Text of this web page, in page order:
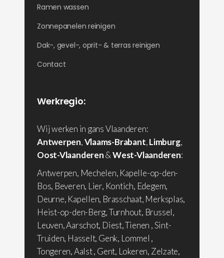
Ramen wassen
Zonnepanelen reinigen
Dak-, gevel-, oprit- & terras reinigen
Contact
Werkregio:
Wij werken in gans Vlaanderen:
Antwerpen,Vlaams-Brabant,Limburg,
Oost-Vlaanderen&West-Vlaanderen:
Antwerpen, Mechelen, Kapelle-op-den-
Bos, Beveren, Lier, Kontich, Edegem,
Deurne, Kapellen, Brasschaat, Merksplas,
Heist-op-den-Berg, Turnhout, Brussel,
Leuven, Aarschot, Diest, Tienen , Sint-
Truiden, Hasselt, Genk, Lommel ,
Tongeren, Aalst , Gent, Lokeren, Zelzate,